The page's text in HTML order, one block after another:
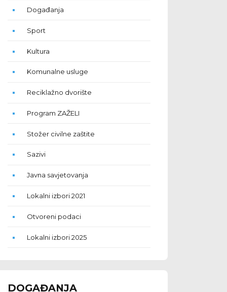
Događanja
Sport
Kultura
Komunalne usluge
Reciklažno dvorište
Program ZAŽELI
Stožer civilne zaštite
Sazivi
Javna savjetovanja
Lokalni izbori 2021
Otvoreni podaci
Lokalni izbori 2025
DOGAĐANJA